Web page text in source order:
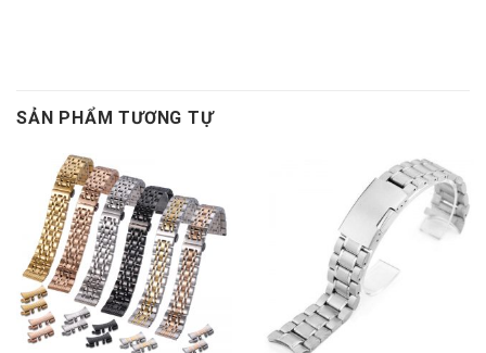
SẢN PHẨM TƯƠNG TỰ